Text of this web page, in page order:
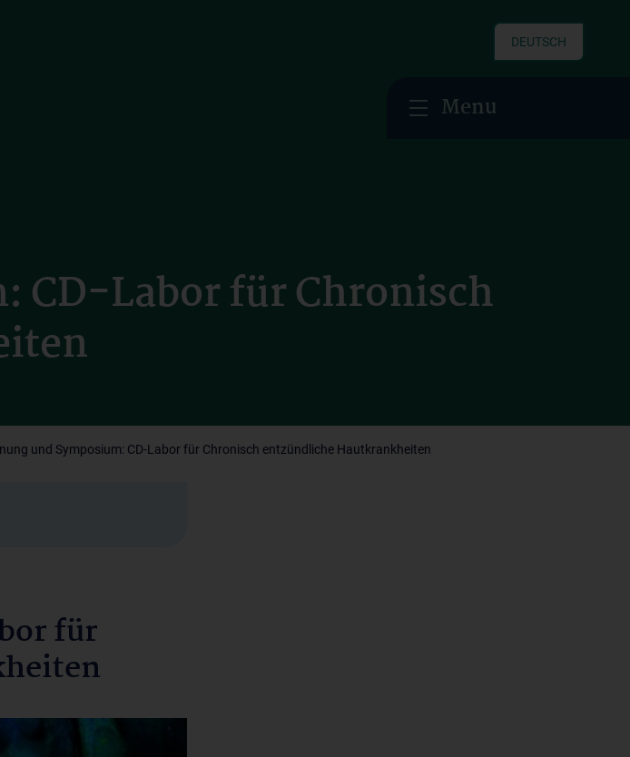
DEUTSCH
Menu
CD-Labor für Chronisch
und Symposium: CD-Labor für Chronisch entzündliche Hautkrankheiten
für